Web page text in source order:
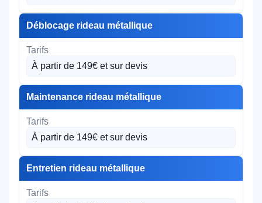
Déblocage rideau métallique
À partir de 149€ et sur devis
Maintenance rideau métallique
À partir de 149€ et sur devis
Entretien rideau métallique